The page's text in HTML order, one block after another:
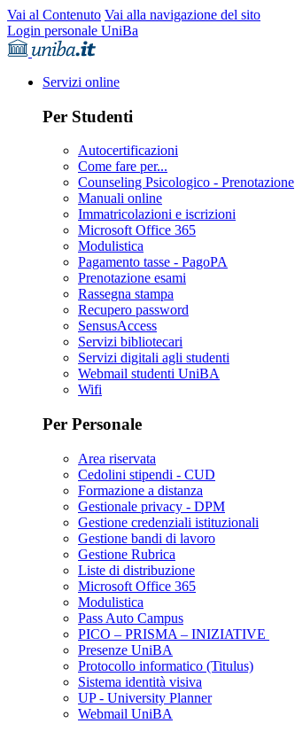
Vai al Contenuto Vai alla navigazione del sito
Login personale UniBa
Servizi online
Per Studenti
Autocertificazioni
Come fare per...
Counseling Psicologico - Prenotazione
Manuali online
Immatricolazioni e iscrizioni
Microsoft Office 365
Modulistica
Pagamento tasse - PagoPA
Prenotazione esami
Rassegna stampa
Recupero password
SensusAccess
Servizi bibliotecari
Servizi digitali agli studenti
Webmail studenti UniBA
Wifi
Per Personale
Area riservata
Cedolini stipendi - CUD
Formazione a distanza
Gestionale privacy - DPM
Gestione credenziali istituzionali
Gestione bandi di lavoro
Gestione Rubrica
Liste di distribuzione
Microsoft Office 365
Modulistica
Pass Auto Campus
PICO – PRISMA – INIZIATIVE
Presenze UniBA
Protocollo informatico (Titulus)
Sistema identità visiva
UP - University Planner
Webmail UniBA